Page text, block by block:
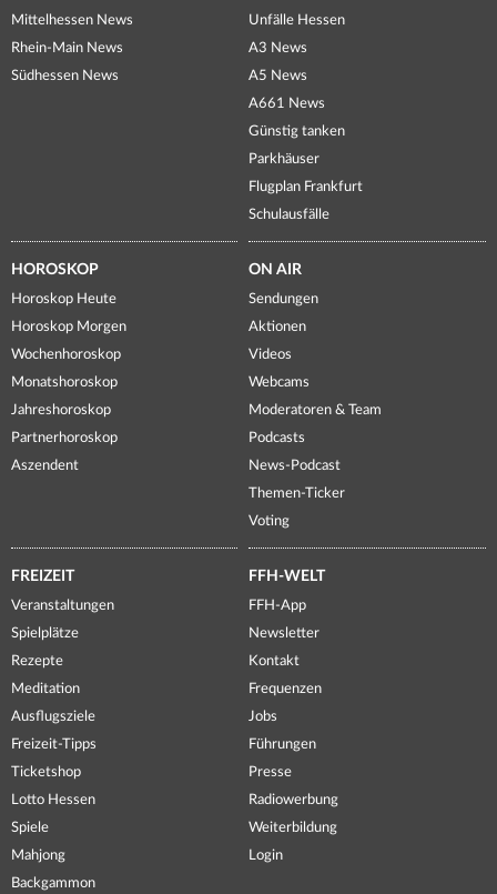
Mittelhessen News
Rhein-Main News
Südhessen News
Unfälle Hessen
A3 News
A5 News
A661 News
Günstig tanken
Parkhäuser
Flugplan Frankfurt
Schulausfälle
HOROSKOP
Horoskop Heute
Horoskop Morgen
Wochenhoroskop
Monatshoroskop
Jahreshoroskop
Partnerhoroskop
Aszendent
ON AIR
Sendungen
Aktionen
Videos
Webcams
Moderatoren & Team
Podcasts
News-Podcast
Themen-Ticker
Voting
FREIZEIT
Veranstaltungen
Spielplätze
Rezepte
Meditation
Ausflugsziele
Freizeit-Tipps
Ticketshop
Lotto Hessen
Spiele
Mahjong
Backgammon
FFH-WELT
FFH-App
Newsletter
Kontakt
Frequenzen
Jobs
Führungen
Presse
Radiowerbung
Weiterbildung
Login